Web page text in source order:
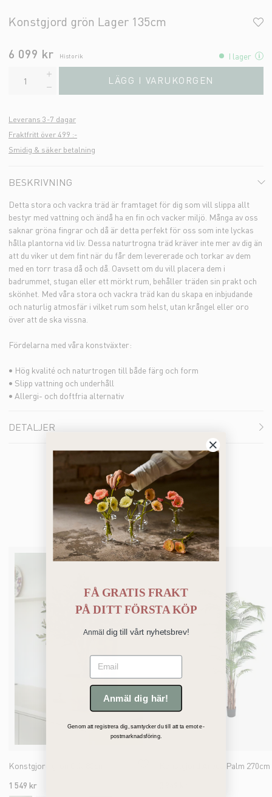
Konstgjord grön Lager 135cm
6 099 kr Historik I lager
LÄGG I VARUKORGEN
Leverans 3-7 dagar
Fraktfritt över 499 :-
Smidig & säker betalning
BESKRIVNING
Detta stora och vackra träd är framtaget för dig som vill slippa allt
bestyr med vattning och ändå ha en fin och vacker miljö. Många av oss
saknar gröna fingrar och då är detta perfekt för oss som inte lyckas
hålla plantorna vid liv. Dessa naturtrogna träd kräver inte mer av dig än
att du viker ut dem fint när du får dem levererade och torkar av dem
med en torr trasa då och då. Oavsett om du vill placera dem i
badrummet, stugan eller ett mörkt rum, behåller träden sin prakt och
skönhet. Med våra stora och vackra träd kan du skapa en inbjudande
och naturlig atmosfär i vilket rum som helst, utan krångel eller oro
över att de ska vissna.
Fördelarna med våra konstväxter:
• Hög kvalité och naturtrogen till både färg och form
• Slipp vattning och underhåll
• Allergi- och doftfria alternativ
DETALJER
Du kanske också gillar
Konstgjord grön Oliv 80cm
1 549 kr
Konstgjord Areca Palm 270cm
FÅ GRATIS FRAKT
PÅDITT FÖRSTA KÖP
Anmäl dig till vårt nyhetsbrev!
Email
Anmäl dig här!
Genom att registrera dig, samtycker du till att ta emot e-
postmarknadsföring.